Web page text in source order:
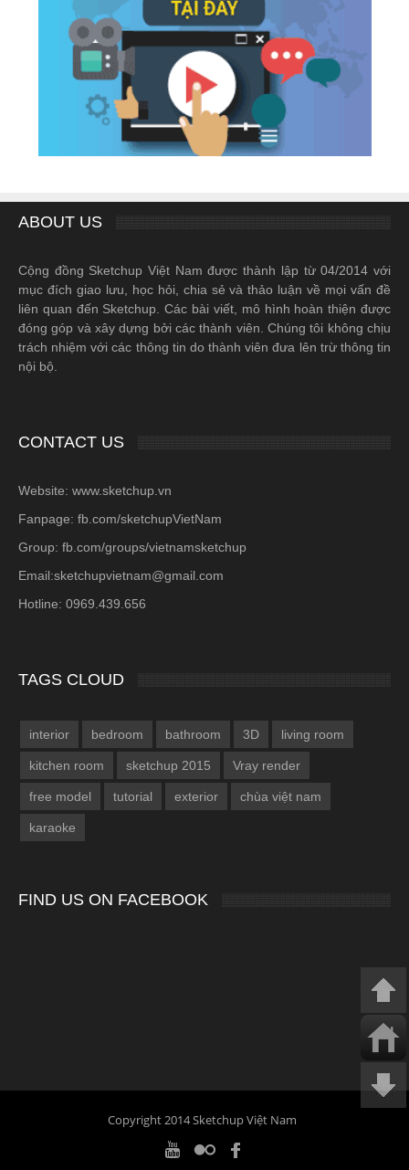
ABOUT US
Cộng đồng Sketchup Việt Nam được thành lập từ 04/2014 với
mục đích giao lưu, học hỏi, chia sẻ và thảo luận về mọi vấn đề
liên quan đến Sketchup. Các bài viết, mô hình hoàn thiện được
đóng góp và xây dựng bởi các thành viên. Chúng tôi không chịu
trách nhiệm với các thông tin do thành viên đưa lên trừ thông tin
nội bộ.
CONTACT US
Website: www.sketchup.vn
Fanpage: fb.com/sketchupVietNam
Group: fb.com/groups/vietnamsketchup
Email:sketchupvietnam@gmail.com
Hotline: 0969.439.656
TAGS CLOUD
interior bedroom bathroom 3D living room
kitchen room sketchup 2015 Vray render
free model tutorial exterior chùa việt nam
karaoke
FIND US ON FACEBOOK
Copyright 2014 Sketchup Việt Nam